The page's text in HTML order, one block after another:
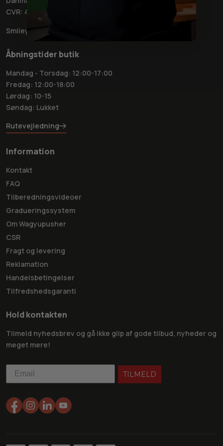
CVR: 42050032
Smiley rapport
Åbningstider butik
Mandag - Torsdag: 12:00-17:00
Fredag: 12:00-18:00
Lørdag: 10-15
Søndag: Lukket
Rutevejledning
Information
Kontakt
FAQ
Tilberedningsvideoer
Gradueringssystem
Om Wagyupusher
CSR
Fragt og levering
Reklamation
Handelsbetingelser
Tilfredshedsgaranti
Hold kontakten
Tilmeld nyhedsbrev og gå ikke glip af gode tilbud, nyheder og
meget mere!
TILMELD